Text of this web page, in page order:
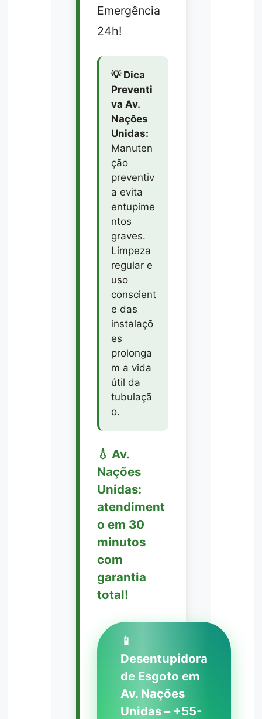
Emergência
24h!
💡 Dica
Preventi
va Av.
Nações
Unidas:
Manuten
ção
preventiv
a evita
entupime
ntos
graves.
Limpeza
regular e
uso
conscient
e das
instalaçõ
es
prolonga
m a vida
útil da
tubulaçã
o.
💧 Av.
Nações
Unidas:
atendiment
o em 30
minutos
com
garantia
total!
📱
Desentupidora
de Esgoto em
Av. Nações
Unidas – +55-